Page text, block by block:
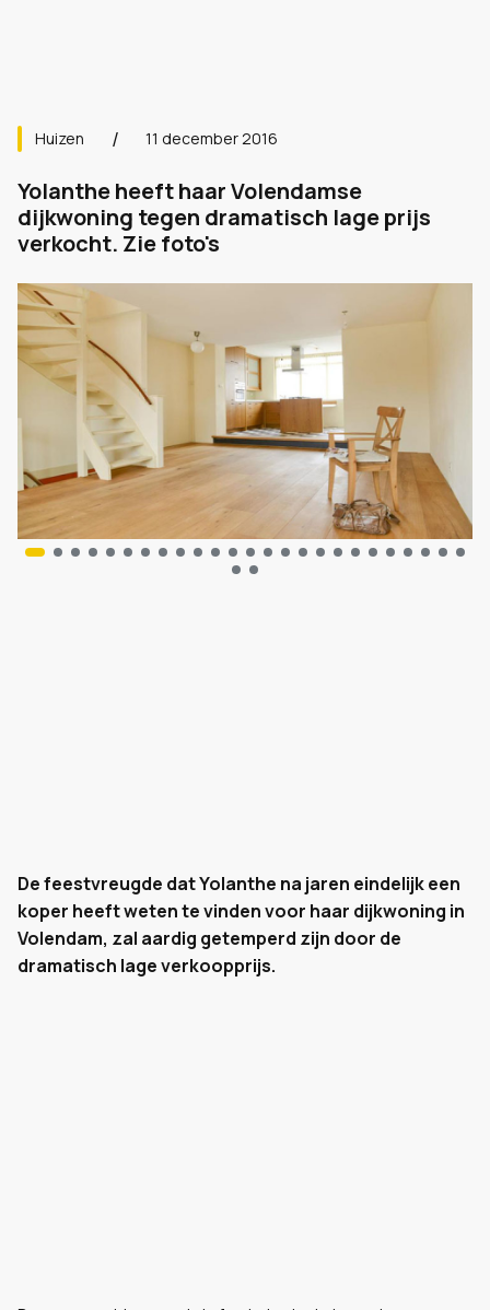
Huizen 11 december 2016
Yolanthe heeft haar Volendamse
dijkwoning tegen dramatisch lage prijs
verkocht. Zie foto's
De feestvreugde dat Yolanthe na jaren eindelijk een
koper heeft weten te vinden voor haar dijkwoning in
Volendam, zal aardig getemperd zijn door de
dramatisch lage verkoopprijs.